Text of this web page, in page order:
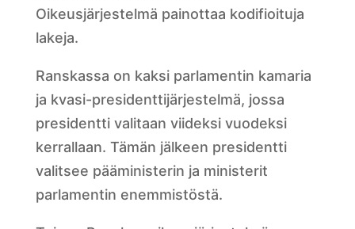
Oikeusjärjestelmä painottaa kodifioituja
lakeja.
Ranskassa on kaksi parlamentin kamaria
ja kvasi-presidenttijärjestelmä, jossa
presidentti valitaan viideksi vuodeksi
kerrallaan. Tämän jälkeen presidentti
valitsee pääministerin ja ministerit
parlamentin enemmistöstä.